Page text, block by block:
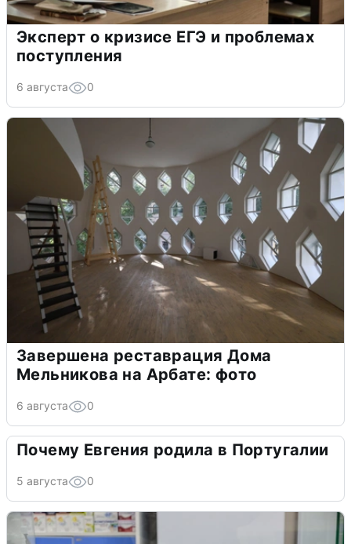
Эксперт о кризисе ЕГЭ и проблемах
поступления
6 августа 0
Завершена реставрация Дома
Мельникова на Арбате: фото
6 августа 0
Почему Евгения родила в Португалии
5 августа 0